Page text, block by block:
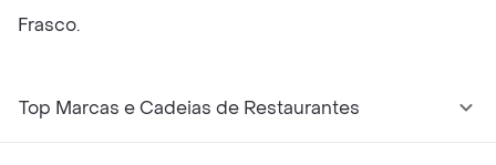
Frasco.
Top Marcas e Cadeias de Restaurantes